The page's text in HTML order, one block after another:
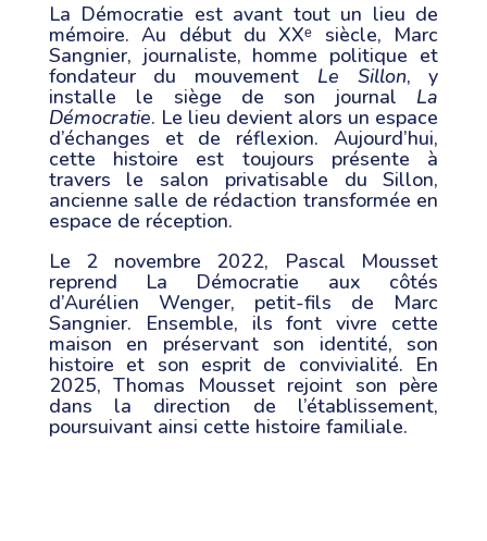
La Démocratie est avant tout un lieu de
mémoire. Au début du XXᵉ siècle, Marc
Sangnier, journaliste, homme politique et
fondateur du mouvement Le Sillon, y
installe le siège de son journal La
Démocratie. Le lieu devient alors un espace
d’échanges et de réflexion. Aujourd’hui,
cette histoire est toujours présente à
travers le salon privatisable du Sillon,
ancienne salle de rédaction transformée en
espace de réception.
Le 2 novembre 2022, Pascal Mousset
reprend La Démocratie aux côtés
d’Aurélien Wenger, petit-fils de Marc
Sangnier. Ensemble, ils font vivre cette
maison en préservant son identité, son
histoire et son esprit de convivialité. En
2025, Thomas Mousset rejoint son père
dans la direction de l’établissement,
poursuivant ainsi cette histoire familiale.